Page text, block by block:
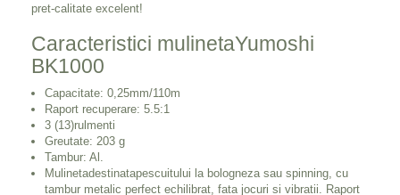
pret-calitate excelent!
Caracteristici mulinetaYumoshi
BK1000
Capacitate: 0,25mm/110m
Raport recuperare: 5.5:1
3 (13)rulmenti
Greutate: 203 g
Tambur: Al.
Mulinetadestinatapescuitului la bologneza sau spinning, cu
tambur metalic perfect echilibrat, fata jocuri si vibratii. Raport